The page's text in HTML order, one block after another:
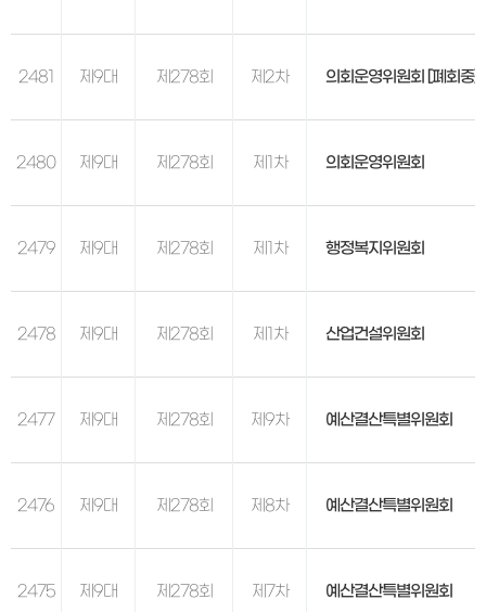
2481 제9대 제278회 제2차 의회운영위원회 [폐회중]
2480 제9대 제278회 제1차 의회운영위원회
2479 제9대 제278회 제1차 행정복지위원회
2478 제9대 제278회 제1차 산업건설위원회
2477 제9대 제278회 제9차 예산결산특별위원회
2476 제9대 제278회 제8차 예산결산특별위원회
2475 제9대 제278회 제7차 예산결산특별위원회